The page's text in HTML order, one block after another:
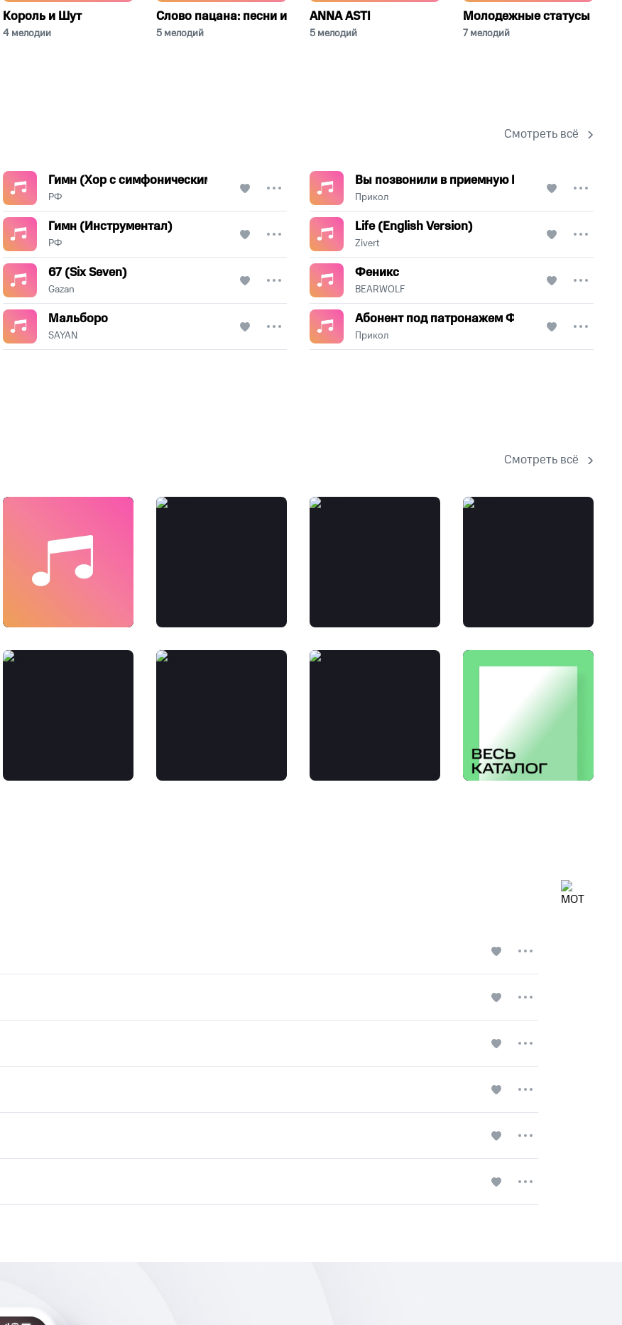
Король и Шут
4 мелодии
Слово пацана: песни из сериала
5 мелодий
ANNA ASTI
5 мелодий
Молодежные статусы
7 мелодий
Смотреть всё
Гимн (Хор с симфоническим оркестром)
РФ
Вы позвонили в приемную Его Величества
Прикол
Гимн (Инструментал)
РФ
Life (English Version)
Zivert
67 (Six Seven)
Gazan
Феникс
BEARWOLF
Мальборо
SAYAN
Абонент под патронажем ФСБ
Прикол
Смотреть всё